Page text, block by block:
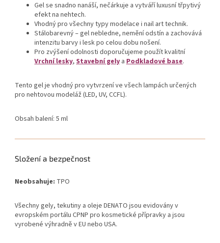
Gel se snadno nanáší, nečárkuje a vytváří luxusní třpytivý
efekt na nehtech.
Vhodný pro všechny typy modelace i nail art technik.
Stálobarevný – gel nebledne, nemění odstín a zachovává
intenzitu barvy i lesk po celou dobu nošení.
Pro zvýšení odolnosti doporučujeme použít kvalitní
Vrchní lesky, Stavební gely a Podkladové base.
Tento gel je vhodný pro vytvrzení ve všech lampách určených
pro nehtovou modeláž (LED, UV, CCFL).
Obsah balení: 5 ml
Složení a bezpečnost
Neobsahuje: TPO
Všechny gely, tekutiny a oleje DENATO jsou evidovány v
evropském portálu CPNP pro kosmetické přípravky a jsou
vyrobené výhradně v EU nebo USA.